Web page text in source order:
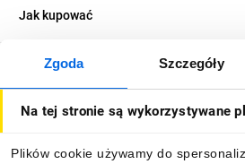
Zgoda Szczegóły
Na tej stronie są wykorzystywane
Plików cookie używamy do
Jak kupować
O firmie